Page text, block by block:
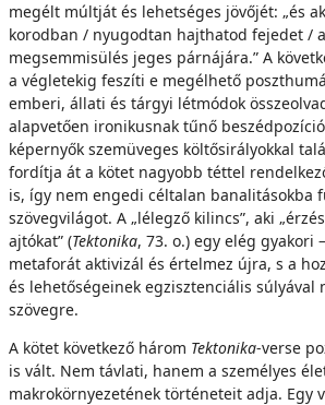
megélt múltját és lehetséges jövőjét: „és
korodban / nyugodtan hajthatod fejedet /
megsemmisülés jeges párnájára.” A
a végletekig feszíti e megélhető
emberi, állati és tárgyi létmódok
alapvetően ironikusnak tűnő
képernyők szemüveges költősirályokkal
fordítja át a kötet nagyobb téttel
is, így nem engedi céltalan banalitásokba
szövegvilágot. A „lélegző kilincs”, aki
ajtókat” (Tektonika, 73. o.) egy elég gyakori
metaforát aktivizál és értelmez újra, s a
és lehetőségeinek egzisztenciális súlyával
szövegre.
A kötet következő három Tektonika-verse
is vált. Nem távlati, hanem a személyes
makrokörnyezetének történeteit adja. Egy